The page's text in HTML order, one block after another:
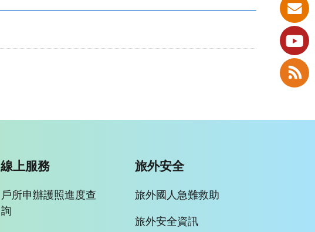
線上服務
戶所申辦護照進度查
詢
旅外安全
旅外國人急難救助
旅外安全資訊